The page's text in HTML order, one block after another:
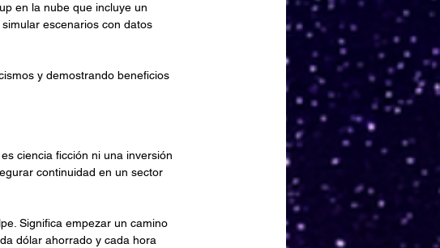
en la nube que incluye un
escenarios con datos
y demostrando beneficios
ciencia ficción ni una inversión
continuidad en un sector
Significa empezar un camino
dólar ahorrado y cada hora